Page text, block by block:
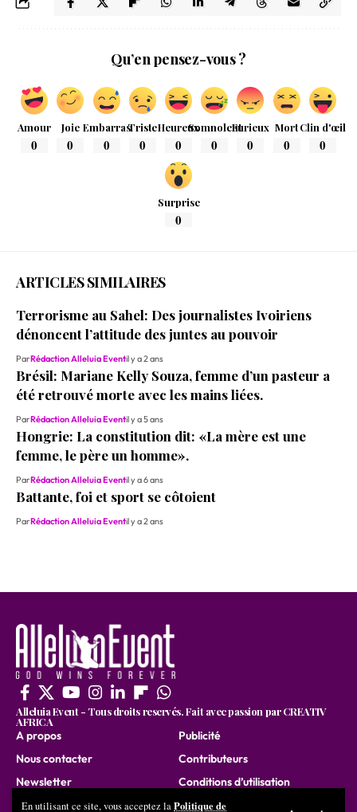
En utilisant ce site, vous acceptez laPolitique de
Qu’en pensez-vous ?
Amour
0
Joie
0
Embarras
0
Triste
0
Heureux
0
Somnolent
0
Furieux
0
Mort
0
Clin d'œil
0
Surprise
0
ARTICLES SIMILAIRES
Terrorisme au Sahel: Des journalistes Ivoiriens
dénoncent l’attitude des juntes au pouvoir
ParRédaction Alleluia Eventil y a 2 ans
Brésil: Mariane Kelly Souza, femme d’un pasteur a
été retrouvé morte avec les mains liées.
ParRédaction Alleluia Eventil y a 5 ans
Hongrie: La constitution dit: «La mère est une
femme, le père un homme».
ParRédaction Alleluia Eventil y a 6 ans
Battante, foi et sport se côtoient
ParRédaction Alleluia Eventil y a 2 ans
Alleluia Event - Tous droits reservés. Fait avec passion par CREATIV
AFRICA
A propos
Nous contacter
Newsletter
Nous rejoindre
Publicité
Contributeurs
Conditions d’utilisation